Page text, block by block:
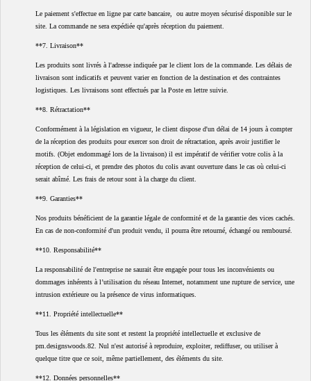
Le paiement s'effectue en ligne par carte bancaire, ou autre moyen sécurisé disponible sur le
site. La commande ne sera expédiée qu'après réception du paiement.
**7. Livraison**
Les produits sont livrés à l'adresse indiquée par le client lors de la commande. Les délais de
livraison sont indicatifs et peuvent varier en fonction de la destination et des contraintes
logistiques. Les livraisons sont effectués par la Poste en lettre suivie.
**8. Rétractation**
Conformément à la législation en vigueur, le client dispose d'un délai de 14 jours à compter
de la réception des produits pour exercer son droit de rétractation, après avoir justifier le
motifs. (Objet endommagé lors de la livraison) il est impératif de vérifier votre colis à la
réception de celui-ci, et prendre des photos du colis avant ouverture dans le cas où celui-ci
serait abîmé. Les frais de retour sont à la charge du client.
**9. Garanties**
Nos produits bénéficient de la garantie légale de conformité et de la garantie des vices cachés.
En cas de non-conformité d'un produit vendu, il pourra être retourné, échangé ou remboursé.
**10. Responsabilité**
La responsabilité de l'entreprise ne saurait être engagée pour tous les inconvénients ou
dommages inhérents à l’utilisation du réseau Internet, notamment une rupture de service, une
intrusion extérieure ou la présence de virus informatiques.
**11. Propriété intellectuelle**
Tous les éléments du site sont et restent la propriété intellectuelle et exclusive de
pm.designswoods.82. Nul n'est autorisé à reproduire, exploiter, rediffuser, ou utiliser à
quelque titre que ce soit, même partiellement, des éléments du site.
**12. Données personnelles**